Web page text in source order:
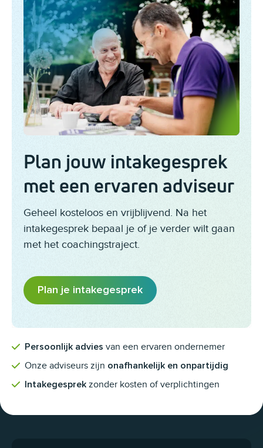
Plan jouw intakegesprek
met een ervaren adviseur
Geheel kosteloos en vrijblijvend. Na het
intakegesprek bepaal je of je verder wilt gaan
met het coachingstraject.
Plan je intakegesprek
Persoonlijk advies van een ervaren ondernemer
Onze adviseurs zijn onafhankelijk en onpartijdig
Intakegesprek zonder kosten of verplichtingen